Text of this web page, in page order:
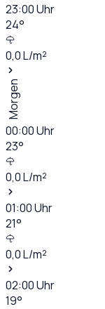
23:00Uhr
24°
0,0L/m²
Morgen
00:00Uhr
23°
0,0L/m²
01:00Uhr
21°
0,0L/m²
02:00Uhr
19°